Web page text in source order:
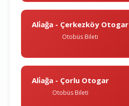
Ali̇ağa - Çerkezköy Otogar
Otobüs Bileti
Ali̇ağa - Çorlu Otogar
Otobüs Bileti